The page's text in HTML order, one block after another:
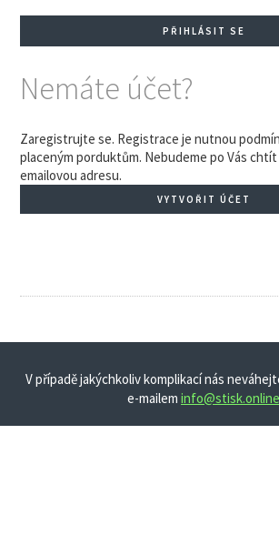
Nemáte účet?
Zaregistrujte se. Registrace je nutnou
placeným porduktům. Nebudeme po Vás
emailovou adresu.
VYTVOŘIT ÚČET
V případě jakýchkoliv komplikací nás
e-mailem info@stisk.online